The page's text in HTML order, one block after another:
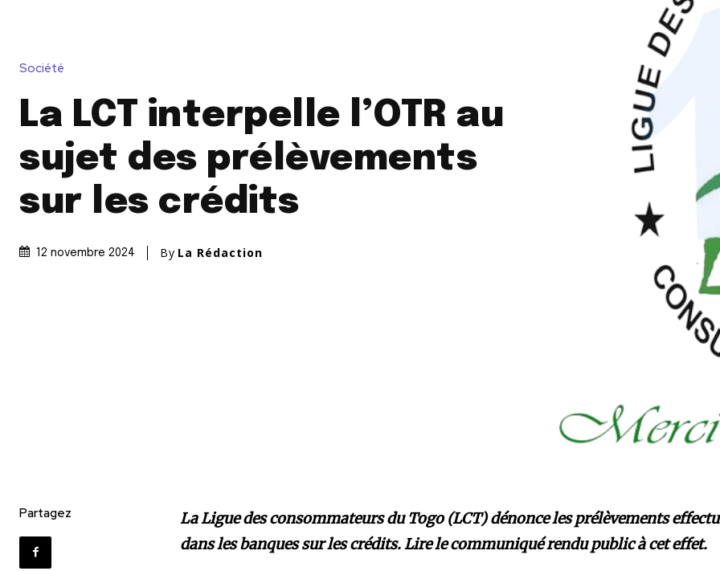
Société
La LCT interpelle l’OTR au
sujet des prélèvements
sur les crédits
12 novembre 2024 By La Rédaction
Partagez
La Ligue des consommateurs du Togo (LCT) dénonce les prélèvements
dans les banques sur les crédits. Lire le communiqué rendu public à cet effet.